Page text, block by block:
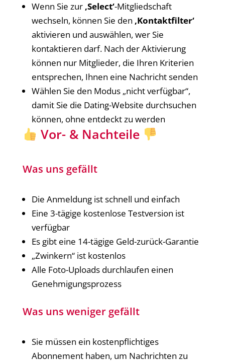
Wenn Sie zur ‚Select‘-Mitgliedschaft
wechseln, können Sie den ‚Kontaktfilter‘
aktivieren und auswählen, wer Sie
kontaktieren darf. Nach der Aktivierung
können nur Mitglieder, die Ihren Kriterien
entsprechen, Ihnen eine Nachricht senden
Wählen Sie den Modus „nicht verfügbar“,
damit Sie die Dating-Website durchsuchen
können, ohne entdeckt zu werden
Vor- & Nachteile
Was uns gefällt
Die Anmeldung ist schnell und einfach
Eine 3-tägige kostenlose Testversion ist
verfügbar
Es gibt eine 14-tägige Geld-zurück-Garantie
„Zwinkern“ ist kostenlos
Alle Foto-Uploads durchlaufen einen
Genehmigungsprozess
Was uns weniger gefällt
Sie müssen ein kostenpflichtiges
Abonnement haben, um Nachrichten zu